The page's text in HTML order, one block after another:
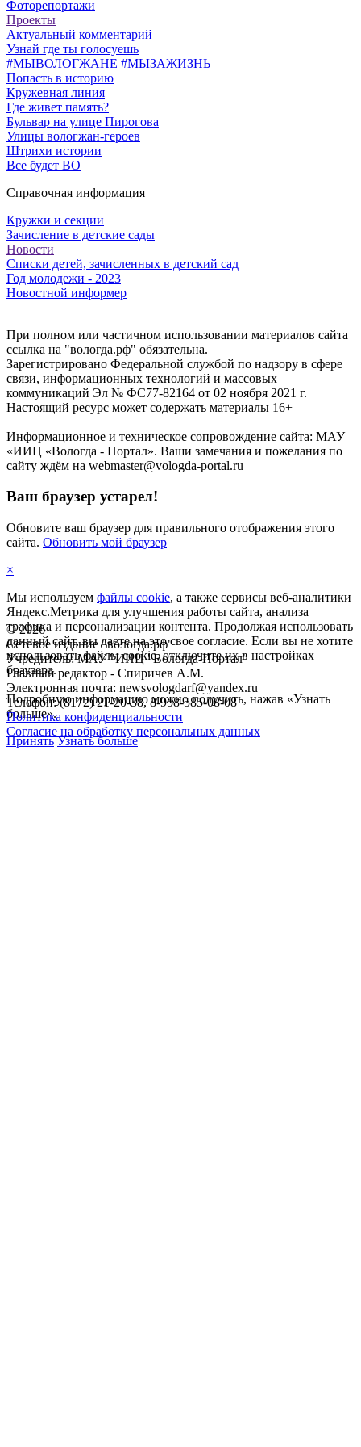
Фоторепортажи
Проекты
Актуальный комментарий
Узнай где ты голосуешь
#МЫВОЛОГЖАНЕ #МЫЗАЖИЗНЬ
Попасть в историю
Кружевная линия
Где живет память?
Бульвар на улице Пирогова
Улицы вологжан-героев
Штрихи истории
Все будет ВО
Справочная информация
Кружки и секции
Зачисление в детские сады
Новости
Списки детей, зачисленных в детский сад
Год молодежи - 2023
©2026
Сетевое издание "вологда.рф"
Учредитель: МАУ "ИИЦ "Вологда-Портал"
Главный редактор - Спиричев А.М.
Электронная почта: newsvologdarf@yandex.ru
Телефон: (8172) 21-20-38, 8-958-585-08-08
Политика конфиденциальности
Согласие на обработку персональных данных
Новостной информер
При полном или частичном использовании материалов сайта
ссылка на "вологда.рф" обязательна.
Зарегистрировано Федеральной службой по надзору в сфере
связи, информационных технологий и массовых
коммуникаций Эл № ФС77-82164 от 02 ноября 2021 г.
Настоящий ресурс может содержать материалы 16+
Информационное и техническое сопровождение сайта: МАУ
«ИИЦ «Вологда - Портал». Ваши замечания и пожелания по
сайту ждём на webmaster@vologda-portal.ru
Ваш браузер устарел!
Обновите ваш браузер для правильного отображения этого
сайта. Обновить мой браузер
×
Мы используем файлы cookie, а также сервисы веб-аналитики
Яндекс.Метрика для улучшения работы сайта, анализа
трафика и персонализации контента. Продолжая использовать
данный сайт, вы даете на это свое согласие. Если вы не хотите
использовать файлы cookie, отключите их в настройках
браузера.
Подробную информацию можно получить, нажав «Узнать
больше».
Принять Узнать больше